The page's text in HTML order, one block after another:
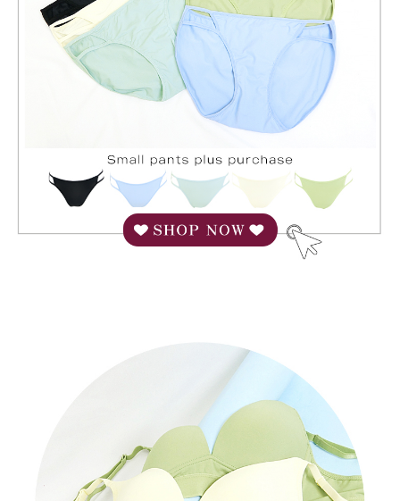
國家/地區配送